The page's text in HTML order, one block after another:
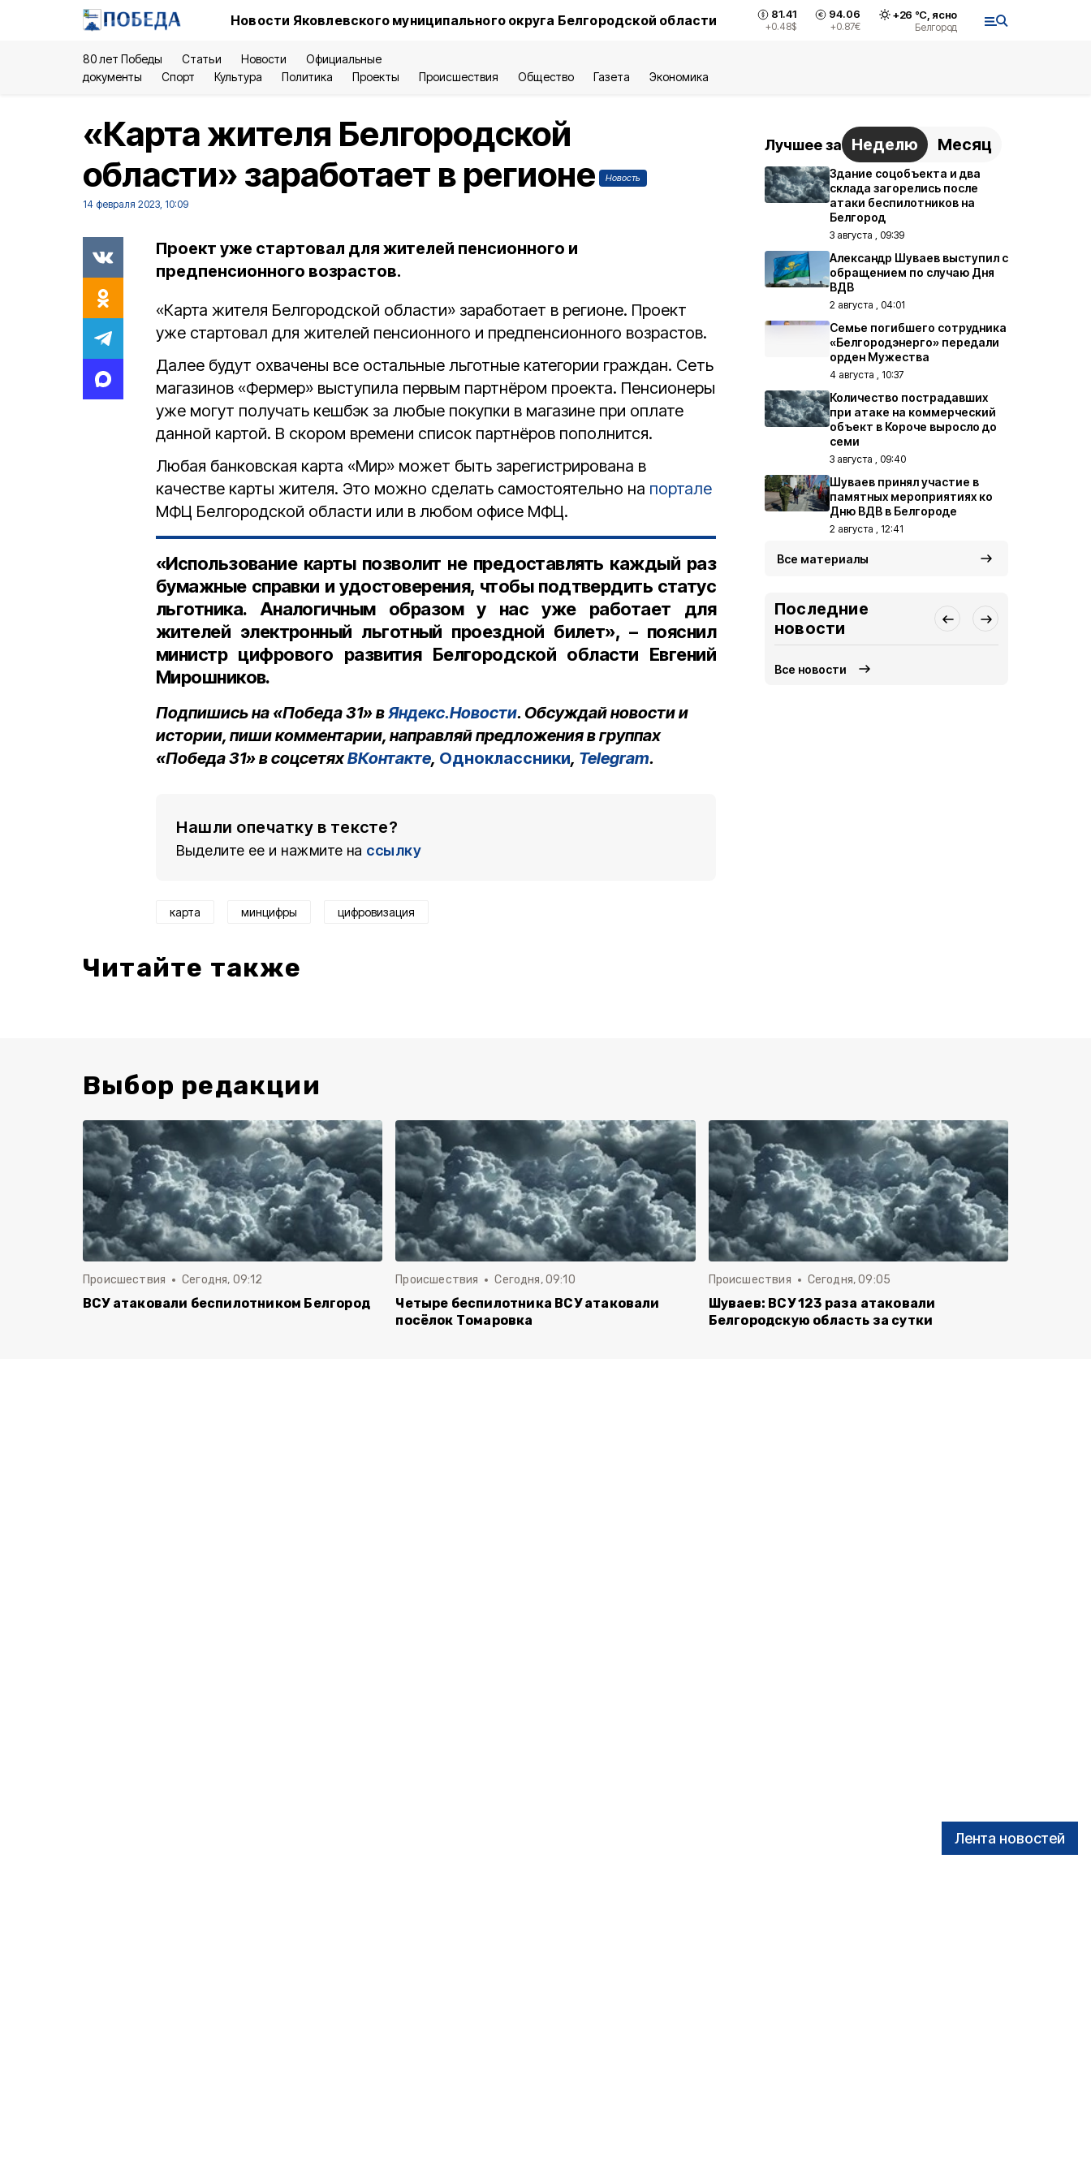
Новости Яковлевского муниципального округа Белгородской области 81.41
+0.48$
94.06
+0.87€
+26 °С, ясно
Белгород
80 лет Победы Статьи Новости
Официальные
документы
Спорт Культура Политика Проекты Происшествия Общество Газета Экономика
Лента новостей
«Карта жителя Белгородской
области» заработает в регионе
Новость
14 февраля 2023, 10:09
Проект уже стартовал для жителей пенсионного и
предпенсионного возрастов.
«Карта жителя Белгородской области» заработает в регионе. Проект
уже стартовал для жителей пенсионного и предпенсионного возрастов.
Далее будут охвачены все остальные льготные категории граждан. Сеть
магазинов «Фермер» выступила первым партнёром проекта. Пенсионеры
уже могут получать кешбэк за любые покупки в магазине при оплате
данной картой. В скором времени список партнёров пополнится.
Любая банковская карта «Мир» может быть зарегистрирована в
качестве карты жителя. Это можно сделать самостоятельно на портале
МФЦ Белгородской области или в любом офисе МФЦ.
«Использование карты позволит не предоставлять каждый раз
бумажные справки и удостоверения, чтобы подтвердить статус
льготника. Аналогичным образом у нас уже работает для
жителей электронный льготный проездной билет», – пояснил
министр цифрового развития Белгородской области Евгений
Мирошников.
Подпишись на «Победа 31» вЯндекс.Новости. Обсуждай новости и
истории, пиши комментарии, направляй предложения в группах
«Победа 31» в соцсетяхВКонтакте, Одноклассники, Telegram.
Нашли опечатку в тексте?
Выделите ее и нажмите на ссылку
карта минцифры цифровизация
Читайте также
Лучшее за Неделю Месяц
Здание соцобъекта и два
склада загорелись после
атаки беспилотников на
Белгород
3 августа , 09:39
Александр Шуваев выступил с
обращением по случаю Дня
ВДВ
2 августа , 04:01
Семье погибшего сотрудника
«Белгородэнерго» передали
орден Мужества
4 августа , 10:37
Количество пострадавших
при атаке на коммерческий
объект в Короче выросло до
семи
3 августа , 09:40
Шуваев принял участие в
памятных мероприятиях ко
Дню ВДВ в Белгороде
2 августа , 12:41
Все материалы
Последние
новости
Все новости
Выбор редакции
Происшествия Сегодня, 09:12
ВСУ атаковали беспилотником Белгород
Происшествия Сегодня, 09:10
Четыре беспилотника ВСУ атаковали
посёлок Томаровка
Происшествия Сегодня, 09:05
Шуваев: ВСУ 123 раза атаковали
Белгородскую область за сутки